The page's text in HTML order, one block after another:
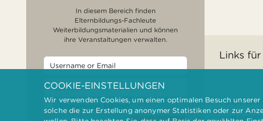
In diesem Bereich finden
Elternbildungs-Fachleute
Weiterbildungsmaterialien und können
ihre Veranstaltungen verwalten.
Angemeldet bleiben
Links
GÜTESIEGEL
COOKIE-EINSTELLUNGEN
Wir verwenden Cookies, um einen optimalen Besuch
solche die zur Erstellung anonymer Statistiken oder zur